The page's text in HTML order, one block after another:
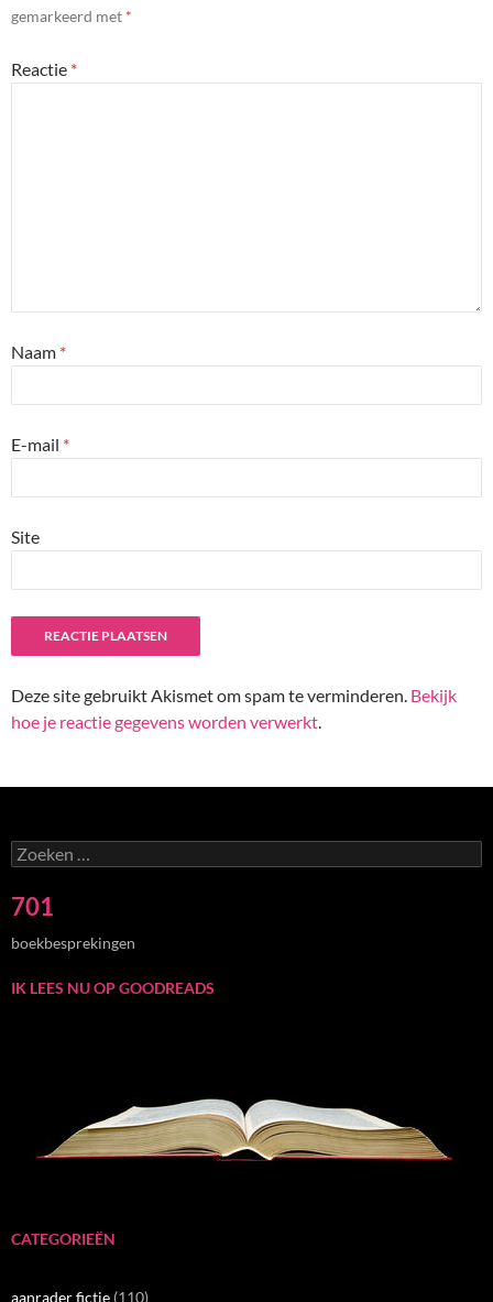
gemarkeerd met *
Reactie *
Naam *
E-mail *
Site
Deze site gebruikt Akismet om spam te verminderen. Bekijk
hoe je reactie gegevens worden verwerkt.
Zoeken
naar:
701
boekbesprekingen
IK LEES NU OP GOODREADS
CATEGORIEËN
aanrader fictie (110)